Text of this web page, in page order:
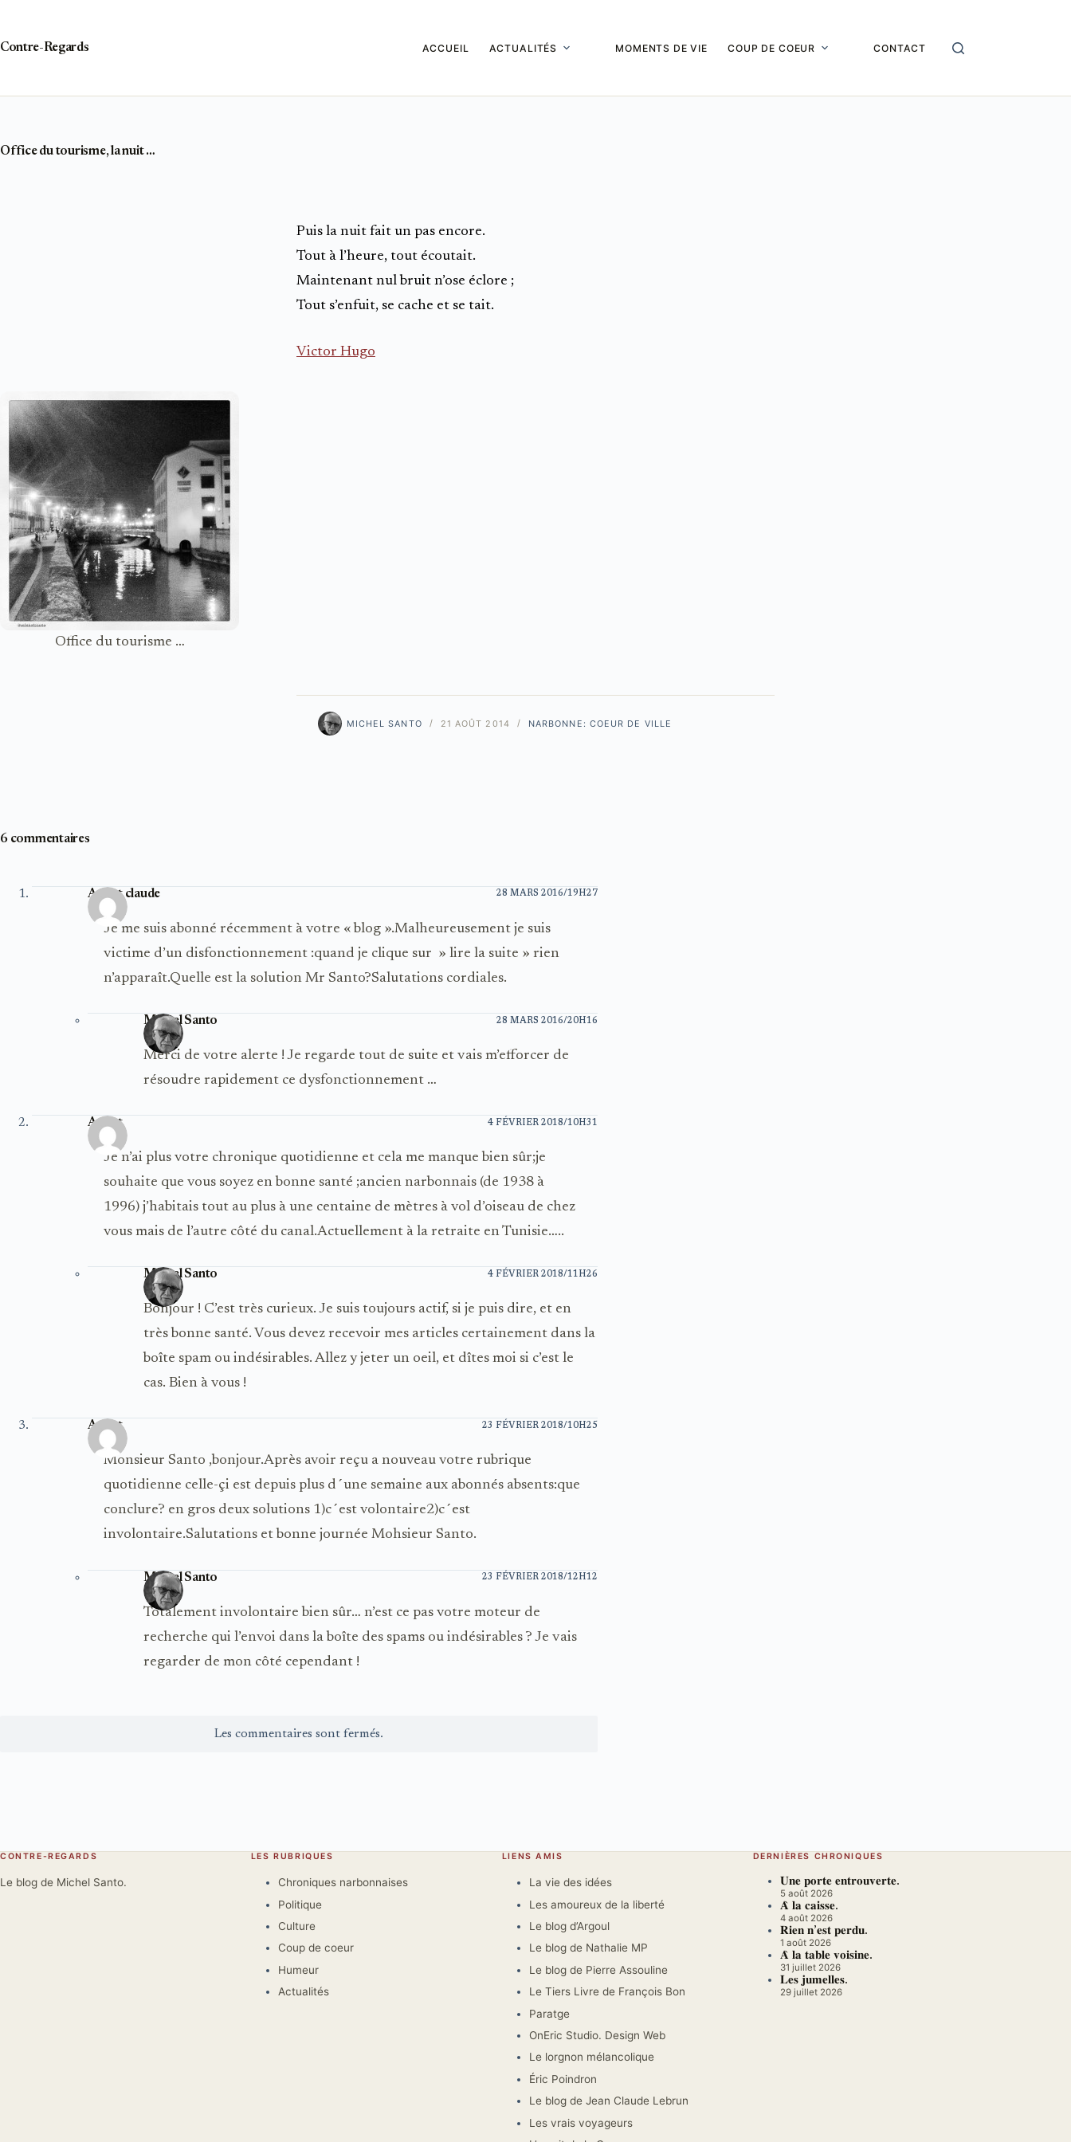
Contre-Regards
ACCUEIL ACTUALITÉS MOMENTS DE VIE COUP DE COEUR CONTACT
Office du tourisme, la nuit …
Puis la nuit fait un pas encore.
Tout à l’heure, tout écoutait.
Maintenant nul bruit n’ose éclore ;
Tout s’enfuit, se cache et se tait.
Victor Hugo
Office du tourisme …
MICHEL SANTO 21 AOÛT 2014 NARBONNE: COEUR DE VILLE
6 commentaires
Aubut claude 28 MARS 2016/19H27
Je me suis abonné récemment à votre « blog ».Malheureusement je suis
victime d’un disfonctionnement :quand je clique sur » lire la suite » rien
n’apparaît.Quelle est la solution Mr Santo?Salutations cordiales.
Michel Santo 28 MARS 2016/20H16
Merci de votre alerte ! Je regarde tout de suite et vais m’efforcer de
résoudre rapidement ce dysfonctionnement …
Aubut 4 FÉVRIER 2018/10H31
Je n’ai plus votre chronique quotidienne et cela me manque bien sûr;je
souhaite que vous soyez en bonne santé ;ancien narbonnais (de 1938 à
1996) j’habitais tout au plus à une centaine de mètres à vol d’oiseau de chez
vous mais de l’autre côté du canal.Actuellement à la retraite en Tunisie…..
Michel Santo 4 FÉVRIER 2018/11H26
Bonjour ! C’est très curieux. Je suis toujours actif, si je puis dire, et en
très bonne santé. Vous devez recevoir mes articles certainement dans la
boîte spam ou indésirables. Allez y jeter un oeil, et dîtes moi si c’est le
cas. Bien à vous !
Aubut 23 FÉVRIER 2018/10H25
Monsieur Santo ,bonjour.Après avoir reçu a nouveau votre rubrique
quotidienne celle-çi est depuis plus d´une semaine aux abonnés absents:que
conclure? en gros deux solutions 1)c´est volontaire2)c´est
involontaire.Salutations et bonne journée Mohsieur Santo.
Michel Santo 23 FÉVRIER 2018/12H12
Totalement involontaire bien sûr… n’est ce pas votre moteur de
recherche qui l’envoi dans la boîte des spams ou indésirables ? Je vais
regarder de mon côté cependant !
Les commentaires sont fermés.
CONTRE-REGARDS
Le blog de Michel Santo.
LES RUBRIQUES
Chroniques narbonnaises
Politique
Culture
Coup de coeur
Humeur
Actualités
LIENS AMIS
La vie des idées
Les amoureux de la liberté
Le blog d’Argoul
Le blog de Nathalie MP
Le blog de Pierre Assouline
Le Tiers Livre de François Bon
Paratge
OnEric Studio. Design Web
Le lorgnon mélancolique
Éric Poindron
Le blog de Jean Claude Lebrun
Les vrais voyageurs
DERNIÈRES CHRONIQUES
𝐔𝐧𝐞 𝐩𝐨𝐫𝐭𝐞 𝐞𝐧𝐭𝐫𝐨𝐮𝐯𝐞𝐫𝐭𝐞.
5 août 2026
𝐀̀ 𝐥𝐚 𝐜𝐚𝐢𝐬𝐬𝐞.
4 août 2026
𝐑𝐢𝐞𝐧 𝐧’𝐞𝐬𝐭 𝐩𝐞𝐫𝐝𝐮.
1 août 2026
𝐀̀ 𝐥𝐚 𝐭𝐚𝐛𝐥𝐞 𝐯𝐨𝐢𝐬𝐢𝐧𝐞.
31 juillet 2026
𝐋𝐞𝐬 𝐣𝐮𝐦𝐞𝐥𝐥𝐞𝐬.
29 juillet 2026